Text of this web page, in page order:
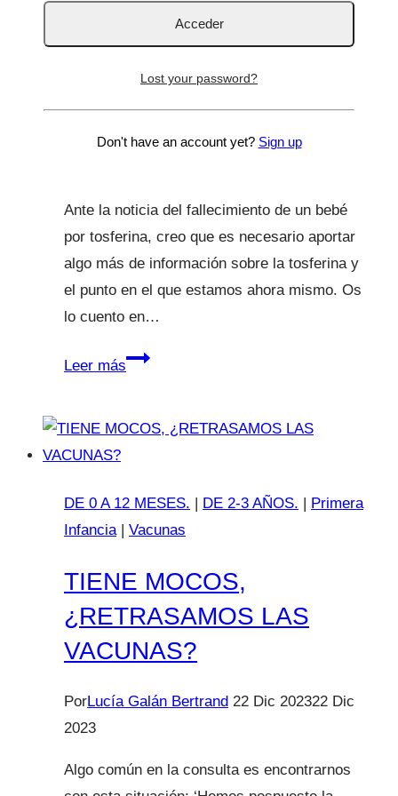
Vacunas
Fallece un bebé por
tosferina
Lucía Galán Bertrand 26 Mar 2024
Ante la noticia del fallecimiento de un bebé
por tosferina, creo que es necesario aportar
algo más de información sobre la tosferina y
el punto en el que estamos ahora mismo. Os
lo cuento en…
Leer másFallece
por
DE 0 A 12 MESES. | DE 2-3 AÑOS. | Primera
Infancia | Vacunas
TIENE MOCOS,
¿RETRASAMOS LAS
VACUNAS?
PorLucía Galán Bertrand 22 Dic 202322 Dic
2023
Algo común en la consulta es encontrarnos
Lost your password?
Don't have an account yet? Sign up